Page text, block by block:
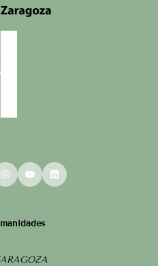
Instagram
YouTubeLinkedIn